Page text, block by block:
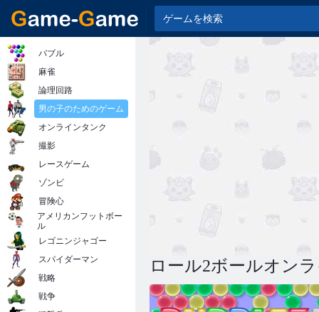
ロール2ボールオン
バブル
麻雀
論理回路
男の子のためのゲーム
オンラインタンク
撮影
レースゲーム
ゾンビ
冒険心
アメリカンフットボー
ル
レゴニンジャゴー
スパイダーマン
戦略
戦争